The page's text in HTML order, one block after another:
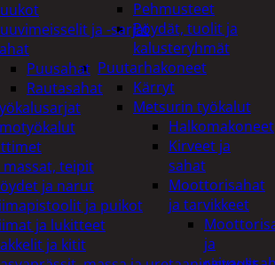
Pehmusteet
Pöydät, tuolit ja
kalusteryhmät
Puutarhakoneet
Kärryt
Metsurin työkalut
Halkomakoneet
Kirveet ja
sahat
Moottorisahat
ja tarvikkeet
ja
ja -sarjat
Puusahat
Rautasahat
massat, teipit
ja narut
ja puikot
ja lukitteet
ja kitit